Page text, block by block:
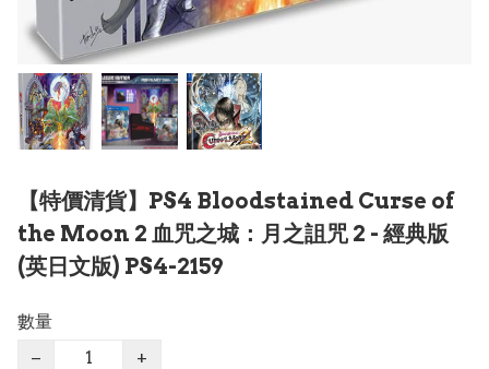
【特價清貨】PS4 Bloodstained Curse of
the Moon 2 血咒之城：月之詛咒 2 - 經典版
(英日文版) PS4-2159
數量
−
+